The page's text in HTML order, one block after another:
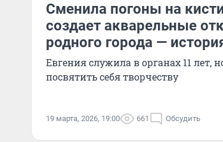
Сменила погоны на
создает акварельные
родного города —
Евгения служила в органах 11
посвятить себя творчеству
19 марта, 2026, 19:00 661 Обсудить